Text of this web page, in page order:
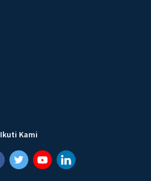
Ikuti Kami